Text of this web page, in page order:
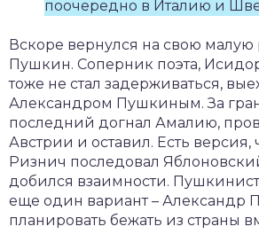
поочередно в Италию и
Вскоре вернулся на свою
Пушкин. Соперник поэта,
тоже не стал задерживаться,
Александром Пушкиным. За
последний догнал Амалию,
Австрии и оставил. Есть версия,
Ризнич последовал
добился взаимности.
еще один вариант – Александр
планировать бежать из страны